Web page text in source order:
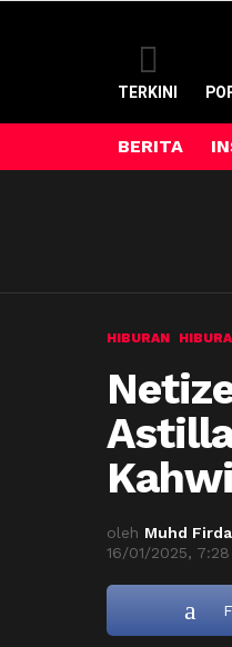
TERKINI
BERITA
HIBURAN
oleh Muhd
16/01/2025,